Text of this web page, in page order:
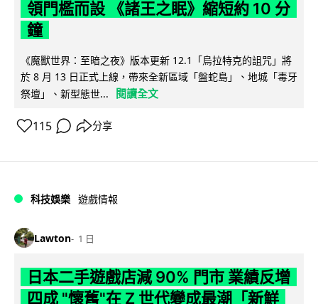
領門檻而設 《諸王之眠》縮短約 10 分
鐘
《魔獸世界：至暗之夜》版本更新 12.1「烏拉特克的詛咒」將
於 8 月 13 日正式上線，帶來全新區域「盤蛇島」、地城「毒牙
祭壇」、新型態世...
閱讀全文
115 分享
科技娛樂 遊戲情報
Lawton 1 日
日本二手遊戲店減 90% 門市 業績反增
四成 "懷舊"在 Z 世代變成最潮「新鮮